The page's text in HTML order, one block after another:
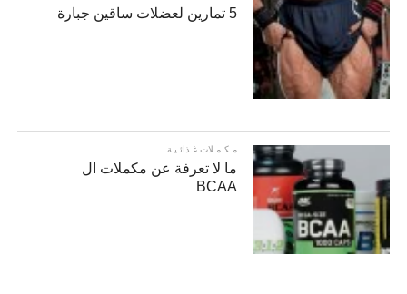
5 تمارين لعضلات ساقين جبارة
مـكـمـلات غـذائـيـة
ما لا تعرفة عن مكملات ال
BCAA